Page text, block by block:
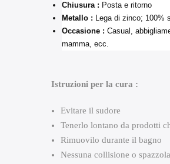
Chiusura : Posta e ritorno
Metallo : Lega di zinco; 100%
Occasione : Casual,
mamma, ecc.
Istruzioni per la cura :
Evitare il sudore
Tenerlo lontano da prodotti
Rimuovilo durante il bagno
Nessuna collisione o